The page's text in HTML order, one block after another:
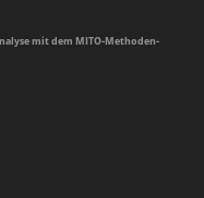
mit dem MITO-Methoden-